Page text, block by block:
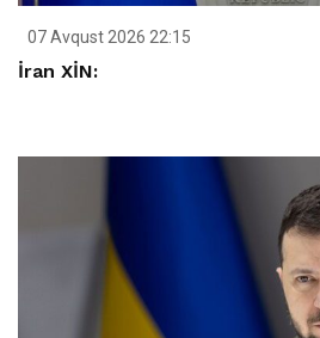
07 Avqust 2026 22:15
İran XİN: